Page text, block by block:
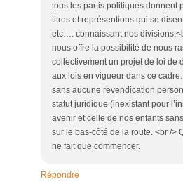
tous les partis politiques donnent
titres et représentions qui se
etc…. connaissant nos
nous offre la possibilité de nous
collectivement un projet de loi de
aux lois en vigueur dans ce
sans aucune revendication
statut juridique (inexistant pour
avenir et celle de nos enfants
sur le bas-côté de la route. <br />
ne fait que commencer.
Répondre